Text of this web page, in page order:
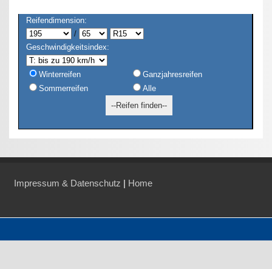
Reifendimension:
/
Geschwindigkeitsindex:
Winterreifen
Ganzjahresreifen
Sommerreifen
Alle
Impressum & Datenschutz | Home